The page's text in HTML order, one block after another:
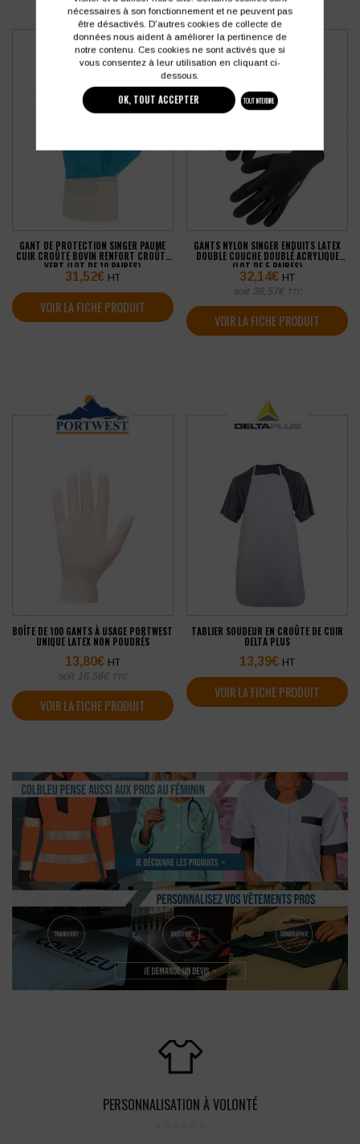
GANT DE PROTECTION SINGER PAUME
CUIR CROÛTE BOVIN RENFORT CROÛTE
VERT (LOT DE 10 PAIRES)
31,52€ HT
VOIR LA FICHE PRODUIT
GANTS NYLON SINGER ENDUITS LATEX
DOUBLE COUCHE DOUBLÉ ACRYLIQUE
(LOT DE 5 PAIRES)
32,14€ HT
soit 38,57€ TTC
VOIR LA FICHE PRODUIT
BOÎTE DE 100 GANTS À USAGE PORTWEST
UNIQUE LATEX NON POUDRÉS
13,80€ HT
soit 16,56€ TTC
VOIR LA FICHE PRODUIT
TABLIER SOUDEUR EN CROÛTE DE CUIR
DELTA PLUS
13,39€ HT
VOIR LA FICHE PRODUIT
PERSONNALISATION À VOLONTÉ
nécessaires à son fonctionnement et ne peuvent pas
être désactivés. D'autres cookies de collecte de
données nous aident à améliorer la pertinence de
notre contenu. Ces cookies ne sont activés que si
vous consentez à leur utilisation en cliquant ci-
dessous.
OK, TOUT ACCEPTER TOUT INTERDIRE